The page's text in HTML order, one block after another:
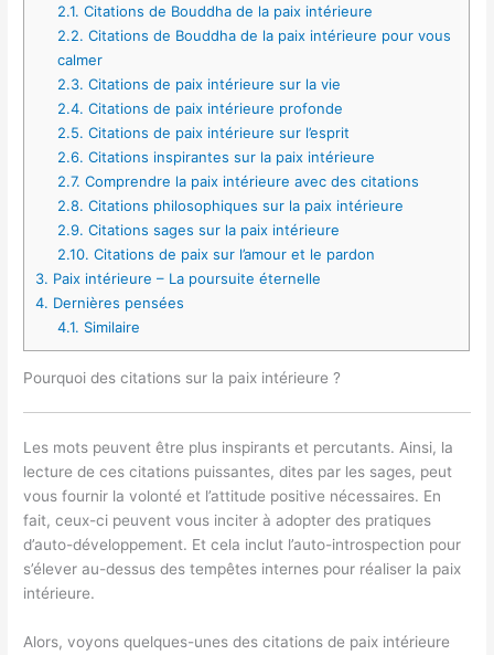
2.1. Citations de Bouddha de la paix intérieure
2.2. Citations de Bouddha de la paix intérieure pour vous
calmer
2.3. Citations de paix intérieure sur la vie
2.4. Citations de paix intérieure profonde
2.5. Citations de paix intérieure sur l’esprit
2.6. Citations inspirantes sur la paix intérieure
2.7. Comprendre la paix intérieure avec des citations
2.8. Citations philosophiques sur la paix intérieure
2.9. Citations sages sur la paix intérieure
2.10. Citations de paix sur l’amour et le pardon
3. Paix intérieure – La poursuite éternelle
4. Dernières pensées
4.1. Similaire
Pourquoi des citations sur la paix intérieure ?
Les mots peuvent être plus inspirants et percutants. Ainsi, la
lecture de ces citations puissantes, dites par les sages, peut
vous fournir la volonté et l’attitude positive nécessaires. En
fait, ceux-ci peuvent vous inciter à adopter des pratiques
d’auto-développement. Et cela inclut l’auto-introspection pour
s’élever au-dessus des tempêtes internes pour réaliser la paix
intérieure.
Alors, voyons quelques-unes des citations de paix intérieure